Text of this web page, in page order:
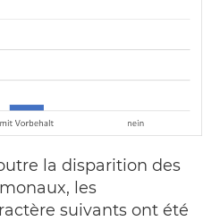
la disparition des
les
suivants ont été